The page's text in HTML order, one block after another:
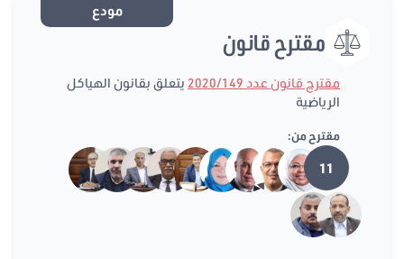
مودع
مقترح قانون
مقترح قانون عدد 2020/149
يتعلق بقانون الهياكل
الرياضية
مقترح من:
11